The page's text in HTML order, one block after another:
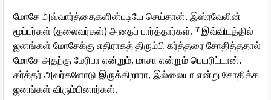
மோசே அவ்வார்த்தைகளின்படியே செய்தான். இஸ்ரவேலின்
மூப்பர்கள் (தலைவர்கள்) அதைப் பார்த்தார்கள். 7இவ்விடத்தில்
ஜனங்கள் மோசேக்கு எதிராகத் திரும்பி கர்த்தரை சோதித்ததால்
மோசே அதற்கு மேரிபா என்றும், மாசா என்றும் பெயரிட்டான்.
கர்த்தர் அவர்களோடு இருக்கிறாரா, இல்லையா என்று சோதிக்க
ஜனங்கள் விரும்பினார்கள்.